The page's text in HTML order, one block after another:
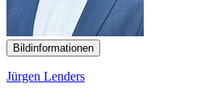
Bildinformationen
Jürgen Lenders